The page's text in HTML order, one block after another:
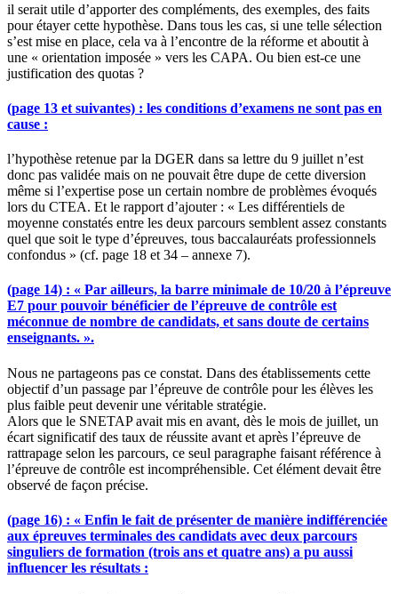
il serait utile d’apporter des compléments, des exemples, des faits
pour étayer cette hypothèse. Dans tous les cas, si une telle sélection
s’est mise en place, cela va à l’encontre de la réforme et aboutit à
une « orientation imposée » vers les CAPA. Ou bien est-ce une
justification des quotas ?
(page 13 et suivantes) : les conditions d’examens ne sont pas en
cause :
l’hypothèse retenue par la DGER dans sa lettre du 9 juillet n’est
donc pas validée mais on ne pouvait être dupe de cette diversion
même si l’expertise pose un certain nombre de problèmes évoqués
lors du CTEA. Et le rapport d’ajouter : « Les différentiels de
moyenne constatés entre les deux parcours semblent assez constants
quel que soit le type d’épreuves, tous baccalauréats professionnels
confondus » (cf. page 18 et 34 – annexe 7).
(page 14) : « Par ailleurs, la barre minimale de 10/20 à l’épreuve
E7 pour pouvoir bénéficier de l’épreuve de contrôle est
méconnue de nombre de candidats, et sans doute de certains
enseignants. ».
Nous ne partageons pas ce constat. Dans des établissements cette
objectif d’un passage par l’épreuve de contrôle pour les élèves les
plus faible peut devenir une véritable stratégie.
Alors que le SNETAP avait mis en avant, dès le mois de juillet, un
écart significatif des taux de réussite avant et après l’épreuve de
rattrapage selon les parcours, ce seul paragraphe faisant référence à
l’épreuve de contrôle est incompréhensible. Cet élément devait être
observé de façon précise.
(page 16) : « Enfin le fait de présenter de manière indifférenciée
aux épreuves terminales des candidats avec deux parcours
singuliers de formation (trois ans et quatre ans) a pu aussi
influencer les résultats :